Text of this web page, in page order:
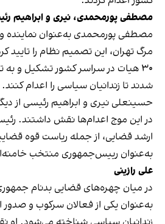
مصطفی پورمحمدی، نیری و ابراهیم
مصطفی پورمحمدی به‌عنوان نماینده
مرگ تهران، این تصمیم نظام را تایید
۳۰ هیات در سراسر کشور تشکیل و به
شدند تا زندانیان سیاسی را اعدام کنند.
حسینعلی نیری و ابراهیم رئیسی از
در این موج اعدام‌ها نقش داشتند.
ارشد قضایی، از جمله ریاست قوه
به‌عنوان رییس‌جمهوری منتخب
علی رازینی
در میان چهره‌های قضایی بدنام
به‌عنوان یکی از فعالان سرکوب و صدور